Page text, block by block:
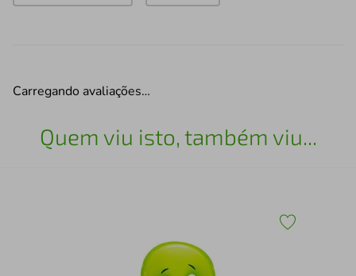
Carregando avaliações…
Quem viu isto, também viu...